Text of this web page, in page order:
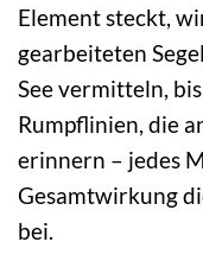
Element steckt,
gearbeiteten
See vermitteln,
Rumpflinien, die
erinnern – jedes
Gesamtwirkung
bei.